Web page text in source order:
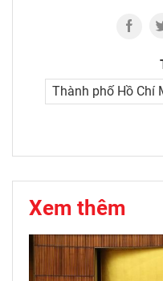
Thành phố Hồ Chí
Xem thêm